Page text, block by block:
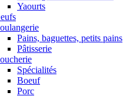
Yaourts
Pains, baguettes, petits pains
Pâtisserie
Spécialités
Boeuf
Porc